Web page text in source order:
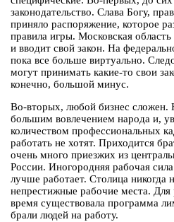
законодательство. Слава Богу,
приняло распоряжение, которое
правила игры. Московская
и вводит свой закон. На
пока все больше виртуально.
могут принимать какие-то свои
конечно, большой минус.
Во-вторых, любой бизнес сложен.
большим вовлечением народа и,
количеством профессиональных
работать не хотят. Приходится
очень много приезжих из
России. Иногородняя рабочая
лучше работает. Столица никогда
непрестижные рабочие места.
время существовала программа
брали людей на работу.